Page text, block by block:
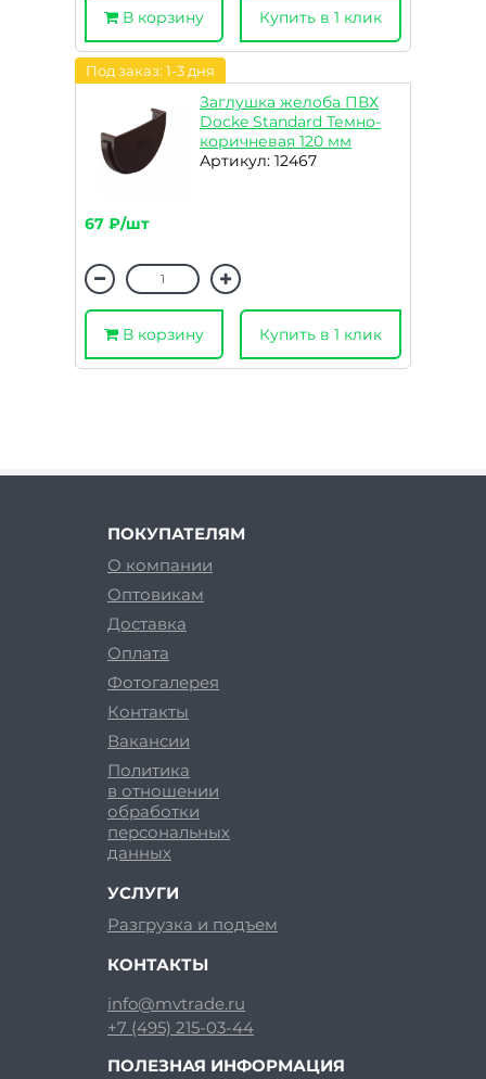
В корзину Купить в 1 клик
Под заказ: 1-3 дня
Заглушка желоба ПВХ
Docke Standard Темно-
коричневая 120 мм
Артикул: 12467
67 ₽/шт
В корзину Купить в 1 клик
ПОКУПАТЕЛЯМ
О компании
Оптовикам
Доставка
Оплата
Фотогалерея
Контакты
Вакансии
Политика
в отношении
обработки
персональных
данных
УСЛУГИ
Разгрузка и подъем
КОНТАКТЫ
info@mvtrade.ru
+7 (495) 215-03-44
ПОЛЕЗНАЯ ИНФОРМАЦИЯ